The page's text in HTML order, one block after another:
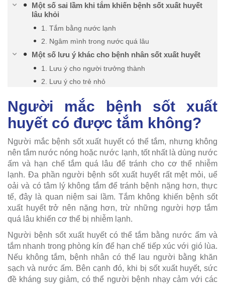
Một số sai lầm khi tắm khiến bệnh sốt xuất huyết
lâu khỏi
1. Tắm bằng nước lạnh
2. Ngâm mình trong nước quá lâu
Một số lưu ý khác cho bệnh nhân sốt xuất huyết
1. Lưu ý cho người trưởng thành
2. Lưu ý cho trẻ nhỏ
Người mắc bệnh sốt xuất
huyết có được tắm không?
Người mắc bệnh sốt xuất huyết có thể tắm, nhưng không
nên tắm nước nóng hoặc nước lạnh, tốt nhất là dùng nước
ấm và hạn chế tắm quá lâu để tránh cho cơ thể nhiễm
lạnh. Đa phần người bệnh sốt xuất huyết rất mệt mỏi, uể
oải và có tâm lý không tắm để tránh bệnh nặng hơn, thực
tế, đây là quan niệm sai lầm. Tắm không khiến bệnh sốt
xuất huyết trở nên nặng hơn, trừ những người hợp tắm
quá lâu khiến cơ thể bị nhiễm lạnh.
Người bệnh sốt xuất huyết có thể tắm bằng nước ấm và
tắm nhanh trong phòng kín để hạn chế tiếp xúc với gió lùa.
Nếu không tắm, bệnh nhân có thể lau người bằng khăn
sạch và nước ấm. Bên cạnh đó, khi bị sốt xuất huyết, sức
đề kháng suy giảm, có thể người bệnh nhạy cảm với các